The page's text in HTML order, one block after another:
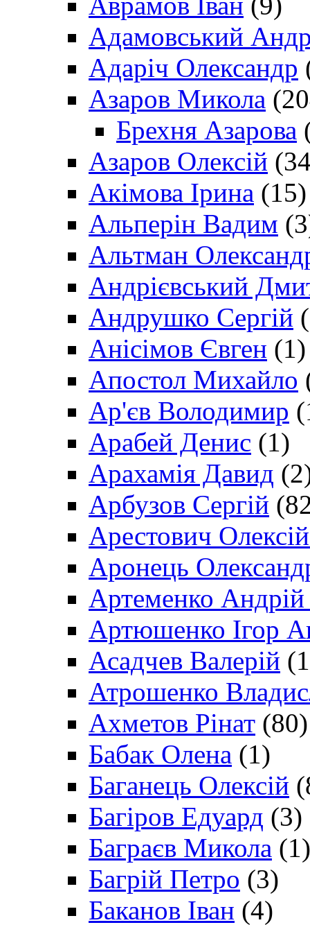
Адамовський
Адаріч Олександр
Азаров Микола
Брехня Азарова
Азаров Олексій
Акімова Ірина (15)
Альперін Вадим
Альтман
Андрієвський
Андрушко Сергій
Анісімов Євген (1)
Апостол Михайло
Ар'єв Володимир
Арабей Денис (1)
Арахамія Давид
Арбузов Сергій
Арестович
Аронець
Артеменко Андрій
Артюшенко Ігор
Асадчев Валерій
Атрошенко
Ахметов Рінат (80)
Бабак Олена (1)
Баганець Олексій
Багіров Едуард (3)
Баграєв Микола (1)
Багрій Петро (3)
Баканов Іван (4)